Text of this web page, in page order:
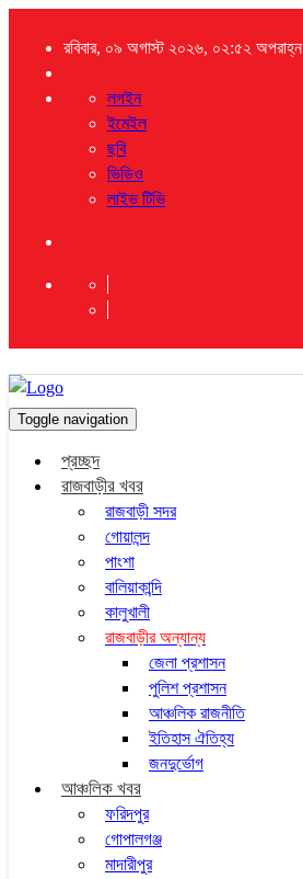
রবিবার, ০৯ অগাস্ট ২০২৬, ০২:৫২ অপরাহ্ন
লগইন
ইমেইল
ছবি
ভিডিও
লাইভ টিভি
Toggle navigation
প্রচ্ছদ
রাজবাড়ীর খবর
রাজবাড়ী সদর
গোয়ালন্দ
পাংশা
বালিয়াকান্দি
কালুখালী
রাজবাড়ীর অন্যান্য
জেলা প্রশাসন
পুলিশ প্রশাসন
আঞ্চলিক রাজনীতি
ইতিহাস ঐতিহ্য
জনদুর্ভোগ
আঞ্চলিক খবর
ফরিদপুর
গোপালগঞ্জ
মাদারীপুর